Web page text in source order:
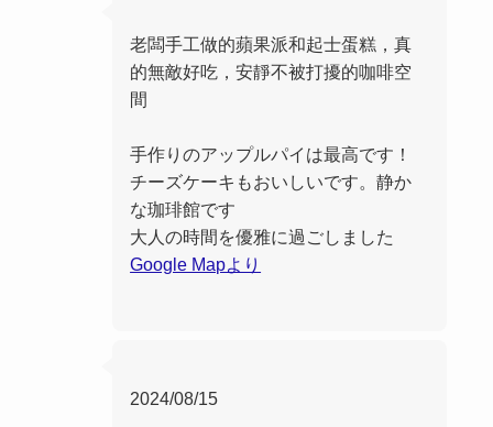
老闆手工做的蘋果派和起士蛋糕，真
的無敵好吃，安靜不被打擾的咖啡空
間
手作りのアップルパイは最高です！
チーズケーキもおいしいです。静か
な珈琲館です
大人の時間を優雅に過ごしました
Google Mapより
2024/08/15